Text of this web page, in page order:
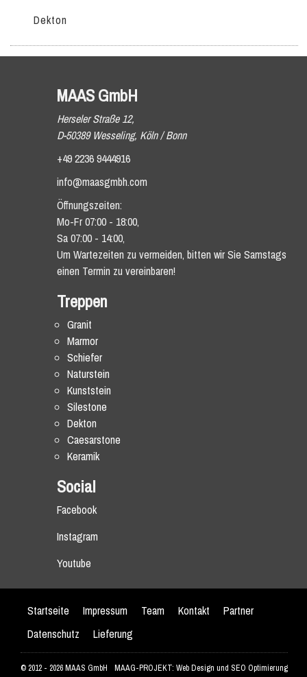
Dekton
MAAS GmbH
Herseler Straße 12,
D-50389 Wesseling, Köln / Bonn
+49 2236 9444916
info@maasgmbh.com
Öffnungszeiten:
Mo-Fr 07:00 - 18:00,
Sa 07:00 - 14:00,
Um Wartezeiten zu vermeiden, bitten wir Sie Samstags
einen Termin zu vereinbaren!
Treppen
Granit
Marmor
Schiefer
Naturstein
Kunststein
Silestone
Dekton
Caesarstone
Keramik
Social
Facebook
Instagram
Youtube
Startseite Impressum Team Kontakt
Partner
Datenschutz
Lieferung
© 2012 - 2026 MAAS GmbH MAAG-PROJEKT: Web Design und SEO Optimierung